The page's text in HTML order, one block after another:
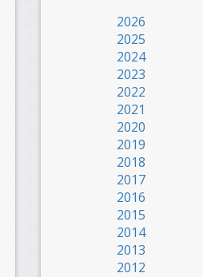
2026
2025
2024
2023
2022
2021
2020
2019
2018
2017
2016
2015
2014
2013
2012